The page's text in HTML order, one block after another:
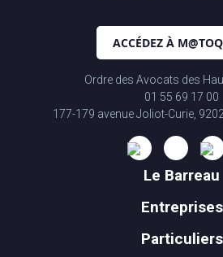
Le Barreau
Entreprises
Particuliers
ACCÉDEZ À
Ordre des Avocats des
01 55 69 17 00
177-179 avenue Joliot-Curie,